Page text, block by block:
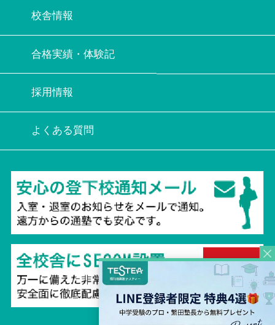
校舎情報
合格実績・体験記
採用情報
よくある質問